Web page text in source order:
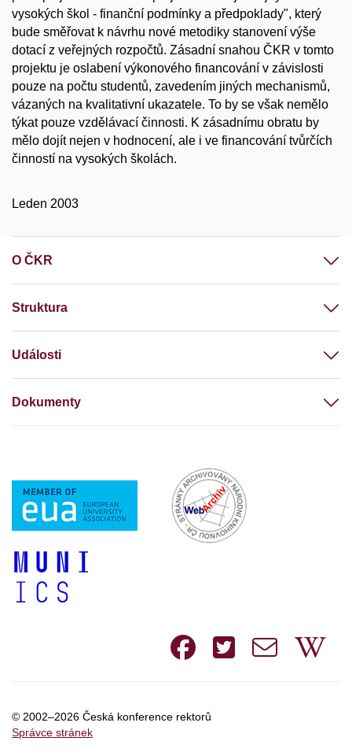
vysokých škol - finanční podmínky a předpoklady", který
bude směřovat k návrhu nové metodiky stanovení výše
dotací z veřejných rozpočtů. Zásadní snahou ČKR v tomto
projektu je oslabení výkonového financování v závislosti
pouze na počtu studentů, zavedením jiných mechanismů,
vázaných na kvalitativní ukazatele. To by se však nemělo
týkat pouze vzdělávací činnosti. K zásadnímu obratu by
mělo dojít nejen v hodnocení, ale i ve financování tvůrčích
činností na vysokých školách.
Leden 2003
O ČKR
Struktura
Události
Dokumenty
Facebook
e-
© 2002–2026 Česká konference rektorů
Správce stránek